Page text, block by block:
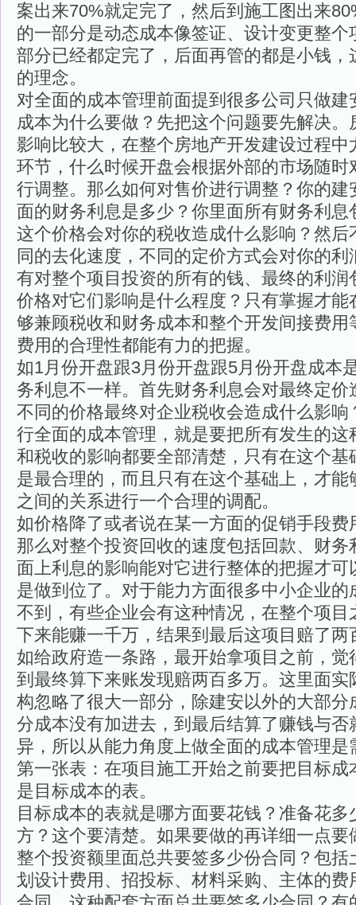
案出来70%就定完了，然后到施工图出来
的一部分是动态成本像签证、设计变更整
部分已经都定完了，后面再管的都是小钱，
的理念。
对全面的成本管理前面提到很多公司只做建
成本为什么要做？先把这个问题要先解决
影响比较大，在整个房地产开发建设过程中
环节，什么时候开盘会根据外部的市场随时
行调整。那么如何对售价进行调整？你的建
面的财务利息是多少？你里面所有财务利息
这个价格会对你的税收造成什么影响？然后
同的去化速度，不同的定价方式会对你的
有对整个项目投资的所有的钱、最终的利润
价格对它们影响是什么程度？只有掌握才能
够兼顾税收和财务成本和整个开发间接费用
费用的合理性都能有力的把握。
如1月份开盘跟3月份开盘跟5月份开盘成本
务利息不一样。首先财务利息会对最终定
不同的价格最终对企业税收会造成什么影响
行全面的成本管理，就是要把所有发生的这
和税收的影响都要全部清楚，只有在这个基
是最合理的，而且只有在这个基础上，才
之间的关系进行一个合理的调配。
如价格降了或者说在某一方面的促销手段费
那么对整个投资回收的速度包括回款、财
面上利息的影响能对它进行整体的把握才可
是做到位了。对于能力方面很多中小企业
不到，有些企业会有这种情况，在整个项目
下来能赚一千万，结果到最后这项目赔了两
如给政府造一条路，最开始拿项目之前，觉
到最终算下来账发现赔两百多万。这里面实
构忽略了很大一部分，除建安以外的大部分
分成本没有加进去，到最后结算了赚钱与否
异，所以从能力角度上做全面的成本管理是
第一张表：在项目施工开始之前要把目标成
是目标成本的表。
目标成本的表就是哪方面要花钱？准备花
方？这个要清楚。如果要做的再详细一点要
整个投资额里面总共要签多少份合同？包
划设计费用、招投标、材料采购、主体的费